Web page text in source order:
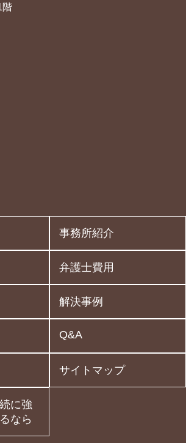
階
事務所紹介
弁護士費用
解決事例
Q&A
サイトマップ
に強
なら